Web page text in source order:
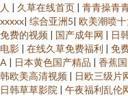
人 | 久草在线首页 | 青青操青
xxxxx| 综合亚洲5| 欧美潮喷
免费的视频 | 国产成年网 | 日
电影 | 在线久草免费福利 | 免
A | 日本黄色国产精品 | 香蕉
韩欧美高清视频 | 日欧三级片
日韩草草影院 | 午夜福利乱伦